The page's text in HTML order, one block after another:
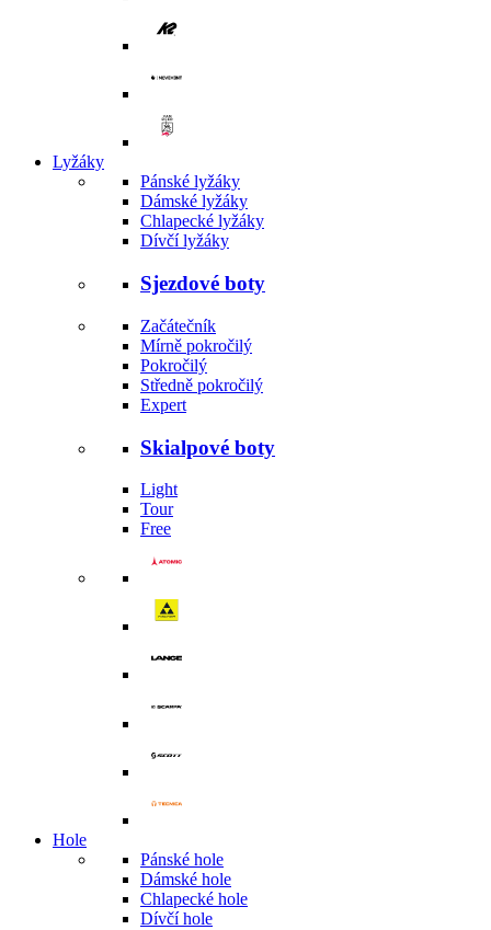
Lyžáky
Pánské lyžáky
Dámské lyžáky
Chlapecké lyžáky
Dívčí lyžáky
Sjezdové boty
Začátečník
Mírně pokročilý
Pokročilý
Středně pokročilý
Expert
Skialpové boty
Light
Tour
Free
Hole
Pánské hole
Dámské hole
Chlapecké hole
Dívčí hole